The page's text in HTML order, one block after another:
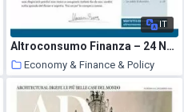
IT
Altroconsumo Finanza – 24 Novembre 2020
Economy & Finance & Policy
16 December 2020